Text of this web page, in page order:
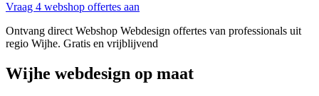
Vraag 4 webshop offertes aan
Ontvang direct Webshop Webdesign offertes van professionals uit
regio Wijhe. Gratis en vrijblijvend
Wijhe webdesign op maat